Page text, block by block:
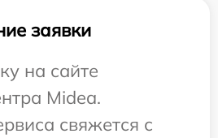
заявки
на сайте
Midea.
свяжется с